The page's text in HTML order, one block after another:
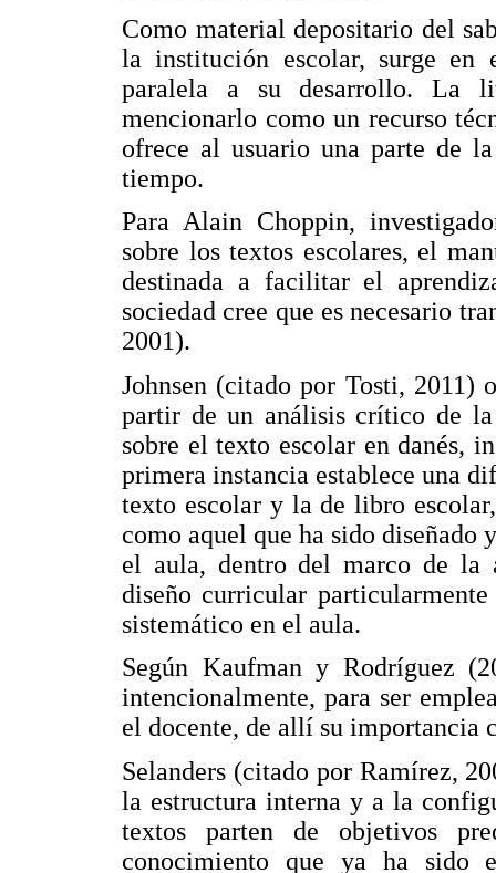
Como material depositario del
la institución escolar, surge
paralela a su desarrollo. La
mencionarlo como un recurso
ofrece al usuario una parte de
tiempo.
Para Alain Choppin,
sobre los textos escolares, el
destinada a facilitar el
sociedad cree que es necesario
2001).
Johnsen (citado por Tosti, 2011)
partir de un análisis crítico de
sobre el texto escolar en danés,
primera instancia establece una
texto escolar y la de libro
como aquel que ha sido diseñado
el aula, dentro del marco de la
diseño curricular
sistemático en el aula.
Según Kaufman y Rodríguez
intencionalmente, para ser
el docente, de allí su importancia
Selanders (citado por Ramírez,
la estructura interna y a la
textos parten de objetivos
conocimiento que ya ha sido